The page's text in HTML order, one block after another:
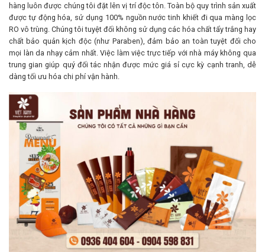
hàng luôn được chúng tôi đặt lên vị trí độc tôn. Toàn bộ quy trình sản xuất
được tự động hóa, sử dụng 100% nguồn nước tinh khiết đi qua màng lọc
RO vô trùng. Chúng tôi tuyệt đối không sử dụng các hóa chất tẩy trắng hay
chất bảo quản kịch độc (như Paraben), đảm bảo an toàn tuyệt đối cho
mọi làn da nhạy cảm nhất. Việc làm việc trực tiếp với nhà máy không qua
trung gian giúp quý đối tác nhận được mức giá sỉ cực kỳ cạnh tranh, dễ
dàng tối ưu hóa chi phí vận hành.